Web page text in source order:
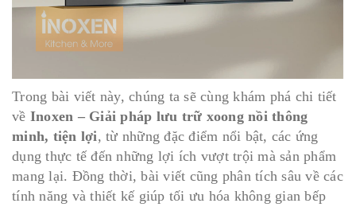
Trong bài viết này, chúng ta sẽ cùng khám phá chi tiết
về Inoxen – Giải pháp lưu trữ xoong nồi thông
minh, tiện lợi, từ những đặc điểm nổi bật, các ứng
dụng thực tế đến những lợi ích vượt trội mà sản phẩm
mang lại. Đồng thời, bài viết cũng phân tích sâu về các
tính năng và thiết kế giúp tối ưu hóa không gian bếp